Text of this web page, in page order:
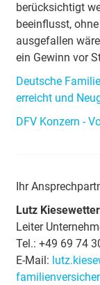
berücksichtigt
beeinflusst,
ausgefallen
ein Gewinn vor
Deutsche
erreicht und
DFV Konzern -
Ihr
Lutz Kiesewetter
Leiter
Tel.: +49 69 74
E-Mail: